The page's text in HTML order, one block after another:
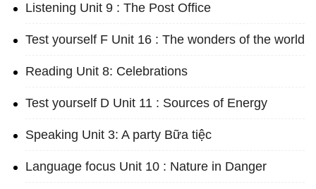
Listening Unit 9 : The Post Office
Test yourself F Unit 16 : The wonders of the world
Reading Unit 8: Celebrations
Test yourself D Unit 11 : Sources of Energy
Speaking Unit 3: A party Bữa tiệc
Language focus Unit 10 : Nature in Danger